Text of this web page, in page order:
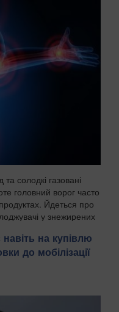
солодкі газовані
головний ворог часто
Йдеться про
у знежирених
на купівлю
до мобілізації